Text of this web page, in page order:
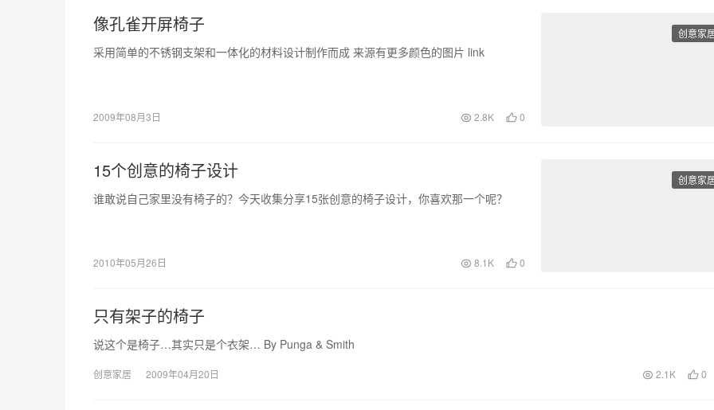
创意家
像孔雀开屏椅子
采用简单的不锈钢支架和一体化的材料设计制作而成 来源有更多颜色的图片 link
2009年08月3日 2.8K 0
创意家
15个创意的椅子设计
谁敢说自己家里没有椅子的？今天收集分享15张创意的椅子设计，你喜欢那一个呢？
2010年05月26日 8.1K 0
只有架子的椅子
说这个是椅子…其实只是个衣架… By Punga & Smith
创意家居 2009年04月20日 2.1K 0